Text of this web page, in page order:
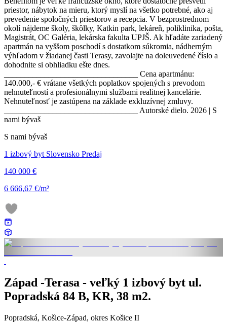
priestor, nábytok na mieru, ktorý myslí na všetko potrebné, ako aj
prevedenie spoločných priestorov a recepcia. V bezprostrednom
okolí nájdeme školy, škôlky, Katkin park, lekáreň, poliklinika, pošta,
Magistrát, OC Galéria, lekárska fakulta UPJŠ. Ak hľadáte zariadený
apartmán na vyššom poschodí s dostatkom súkromia, nádherným
výhľadom v žiadanej časti Terasy, zavolajte na doleuvedené číslo a
dohodnite si obhliadku ešte dnes.
_________________________________ Cena apartmánu:
140.000,- € vrátane všetkých poplatkov spojených s prevodom
nehnuteľností a profesionálnymi službami realitnej kancelárie.
Nehnuteľnosť je zastúpena na základe exkluzívnej zmluvy.
_________________________________ Autorské dielo. 2026 | S
nami bývaš
S nami bývaš
1 izbový byt Slovensko Predaj
140 000 €
6 666,67 €/m²
Západ -Terasa - veľký 1 izbový byt ul.
Popradská 84 B, KR, 38 m2.
Popradská, Košice-Západ, okres Košice II